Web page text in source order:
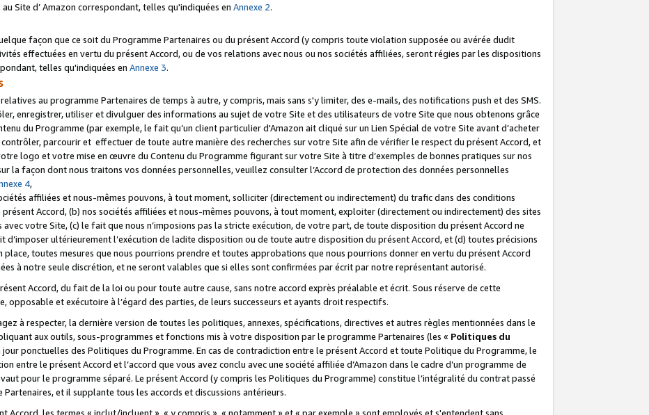
Site d’ Amazon correspondant, telles qu'indiquées en Annexe 2.
façon que ce soit du Programme Partenaires ou du présent Accord (y compris toute violation supposée ou avérée dudit
effectuées en vertu du présent Accord, ou de vos relations avec nous ou nos sociétés affiliées, seront régies par les dispositions
telles qu'indiquées en Annexe 3.
au programme Partenaires de temps à autre, y compris, mais sans s'y limiter, des e-mails, des notifications push et des SMS.
enregistrer, utiliser et divulguer des informations au sujet de votre Site et des utilisateurs de votre Site que nous obtenons grâce
du Programme (par exemple, le fait qu’un client particulier d'Amazon ait cliqué sur un Lien Spécial de votre Site avant d’acheter
contrôler, parcourir et effectuer de toute autre manière des recherches sur votre Site afin de vérifier le respect du présent Accord, et
logo et votre mise en œuvre du Contenu du Programme figurant sur votre Site à titre d’exemples de bonnes pratiques sur nos
la façon dont nous traitons vos données personnelles, veuillez consulter l’Accord de protection des données personnelles
4,
affiliées et nous-mêmes pouvons, à tout moment, solliciter (directement ou indirectement) du trafic dans des conditions
Accord, (b) nos sociétés affiliées et nous-mêmes pouvons, à tout moment, exploiter (directement ou indirectement) des sites
votre Site, (c) le fait que nous n’imposions pas la stricte exécution, de votre part, de toute disposition du présent Accord ne
d’imposer ultérieurement l’exécution de ladite disposition ou de toute autre disposition du présent Accord, et (d) toutes précisions
place, toutes mesures que nous pourrions prendre et toutes approbations que nous pourrions donner en vertu du présent Accord
à notre seule discrétion, et ne seront valables que si elles sont confirmées par écrit par notre représentant autorisé.
Accord, du fait de la loi ou pour toute autre cause, sans notre accord exprès préalable et écrit. Sous réserve de cette
opposable et exécutoire à l’égard des parties, de leurs successeurs et ayants droit respectifs.
à respecter, la dernière version de toutes les politiques, annexes, spécifications, directives et autres règles mentionnées dans le
aux outils, sous-programmes et fonctions mis à votre disposition par le programme Partenaires (les « Politiques du
jour ponctuelles des Politiques du Programme. En cas de contradiction entre le présent Accord et toute Politique du Programme, le
entre le présent Accord et l’accord que vous avez conclu avec une société affiliée d’Amazon dans le cadre d’un programme de
pour le programme séparé. Le présent Accord (y compris les Politiques du Programme) constitue l’intégralité du contrat passé
et il supplante tous les accords et discussions antérieurs.